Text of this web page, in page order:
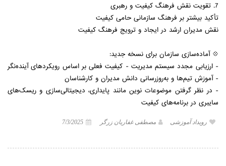
7. تقویت نقش فرهنگ کیفیت و رهبری
تأکید بیشتر بر فرهنگ سازمانی حامی کیفیت
نقش مدیران ارشد در ایجاد و ترویج فرهنگ کیفیت
💠 آماده‌سازی سازمان برای نسخه جدید:
- ارزیابی مجدد سیستم مدیریت - کیفیت فعلی بر اساس رویکردهای آینده‌نگر
- آموزش تیم‌ها و به‌روزرسانی دانش مدیران و کارشناسان
- در نظر گرفتن موضوعات نوین مانند پایداری، دیجیتالی‌سازی و ریسک‌های
سایبری در برنامه‌های کیفیت
مصطفی غفاریان زرگر 7/3/2025 رویداد آموزشی